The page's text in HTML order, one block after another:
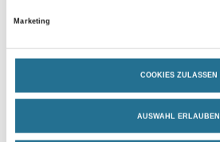
Marketing
COOKIES ZULASSEN
AUSWAHL ERLAUBEN
PRODUKTEIGENSCHAFTEN
Produkteigenschaft
- Wasserdampfdiffusionsfähig
- Mineralisch pigmentiert